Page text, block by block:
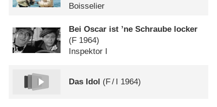
Boisselier
Bei Oscar ist ’ne Schraube locker
(F 1964)
Inspektor I
Das Idol (F/ 1964)